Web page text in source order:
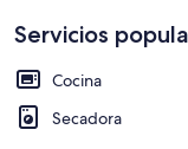
Servicios
Cocina
Secadora